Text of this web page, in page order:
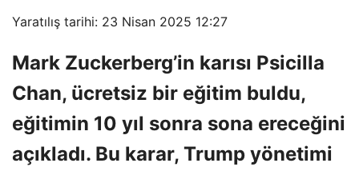
Yaratılış tarihi: 23 Nisan 2025 12:27
Mark Zuckerberg’in karısı Psicilla
Chan, ücretsiz bir eğitim buldu,
eğitimin 10 yıl sonra sona ereceğini
açıkladı. Bu karar, Trump yönetimi